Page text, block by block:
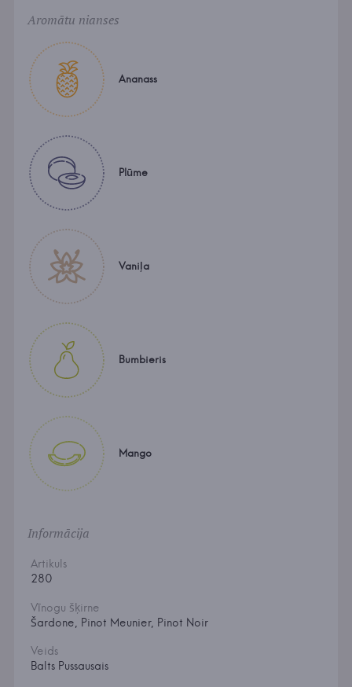
Aromātu nianses
Ananass
Plūme
Vaniļa
Bumbieris
Mango
Informācija
Artikuls
280
Vīnogu šķirne
Šardone, Pinot Meunier, Pinot Noir
Veids
Balts Pussausais